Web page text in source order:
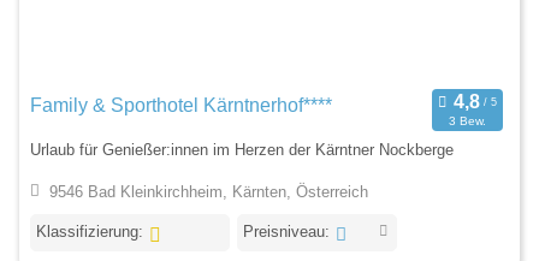
Family & Sporthotel Kärntnerhof****
3 Bew.
Urlaub für Genießer:innen im Herzen der Kärntner Nockberge
9546 Bad Kleinkirchheim, Kärnten, Österreich
Klassifizierung: Preisniveau: